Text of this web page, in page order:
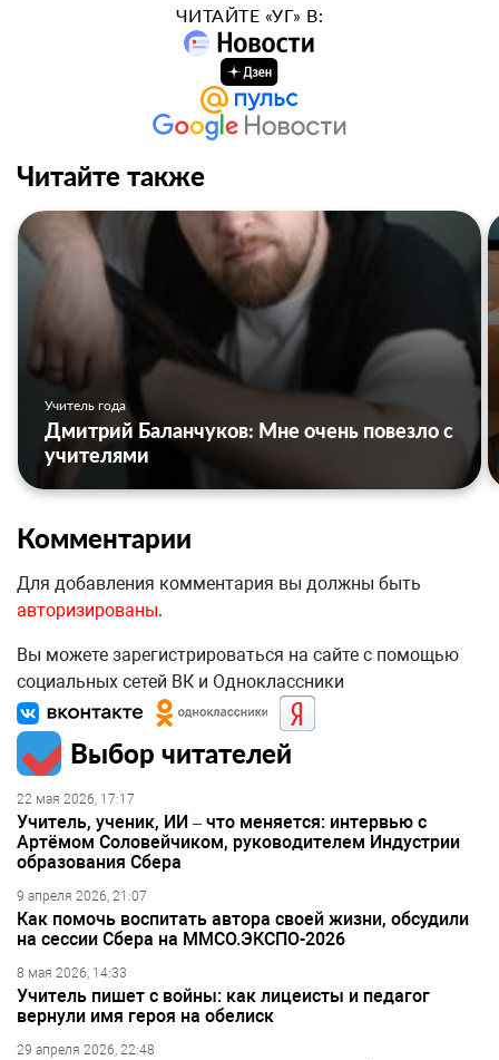
ЧИТАЙТЕ «УГ» В:
Читайте также
Учитель года
Дмитрий Баланчуков: Мне очень повезло с
учителями
Комментарии
Для добавления комментария вы должны быть
авторизированы.
Вы можете зарегистрироваться на сайте с помощью
социальных сетей ВК и Одноклассники
Выбор читателей
22 мая 2026, 17:17
Учитель, ученик, ИИ – что меняется: интервью с
Артёмом Соловейчиком, руководителем Индустрии
образования Сбера
9 апреля 2026, 21:07
Как помочь воспитать автора своей жизни, обсудили
на сессии Сбера на ММСО.ЭКСПО-2026
8 мая 2026, 14:33
Учитель пишет с войны: как лицеисты и педагог
вернули имя героя на обелиск
29 апреля 2026, 22:48